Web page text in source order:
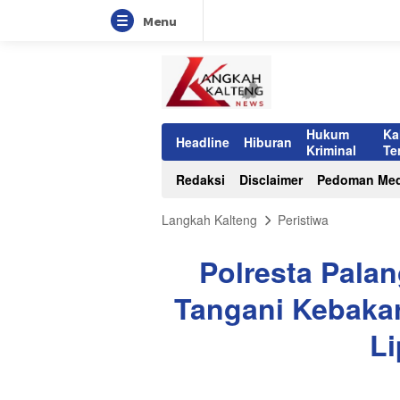
Menu
Headline Hiburan
Hukum
Kriminal
Redaksi
Disclaimer Pedoman
Langkah Kalteng Peristiwa
Polresta
Tangani